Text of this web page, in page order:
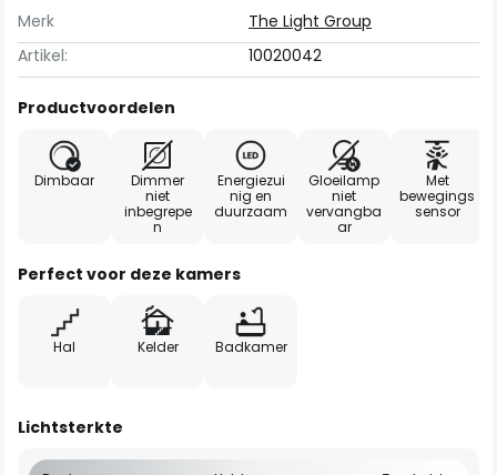
Merk
The Light Group
Artikel:
10020042
Productvoordelen
Dimbaar
Dimmer
niet
inbegrepe
n
Energiezui
nig en
duurzaam
Gloeilamp
niet
vervangba
ar
Met
bewegings
sensor
Perfect voor deze kamers
Hal Kelder Badkamer
Lichtsterkte